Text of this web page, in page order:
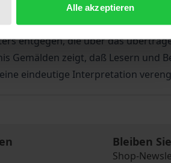
Alle akzeptieren
Deutung dieser Hintergründe
in Bellinis Bildern eindeutig auf
entgegen, die über das
Gemälden zeigt, daß Lesern und
eindeutige Interpretation
Bleiben
Shop-